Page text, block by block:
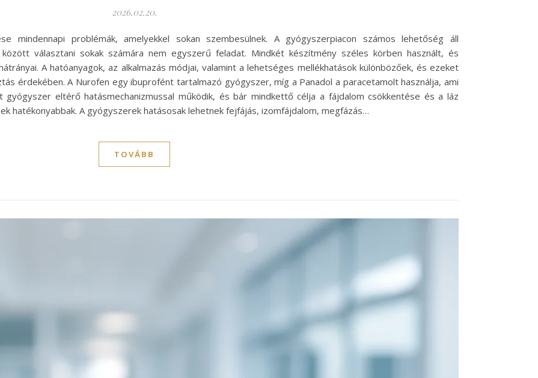
2026.02.20.
mindennapi problémák, amelyekkel sokan szembesülnek. A gyógyszerpiacon számos lehetőség áll
választani sokak számára nem egyszerű feladat. Mindkét készítmény széles körben használt, és
A hatóanyagok, az alkalmazás módjai, valamint a lehetséges mellékhatások különbözőek, és ezeket
érdekében. A Nurofen egy ibuprofént tartalmazó gyógyszer, míg a Panadol a paracetamolt használja, ami
gyógyszer eltérő hatásmechanizmussal működik, és bár mindkettő célja a fájdalom csökkentése és a láz
hatékonyabbak. A gyógyszerek hatásosak lehetnek fejfájás, izomfájdalom, megfázás…
TOVÁBB